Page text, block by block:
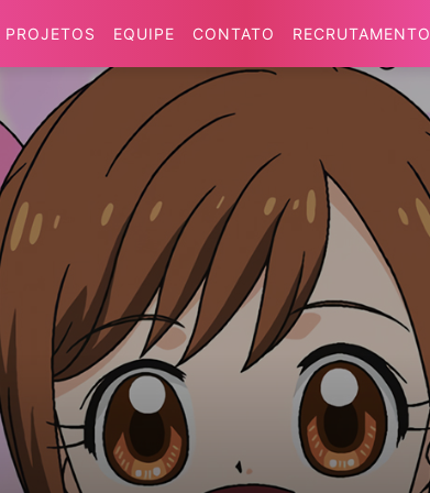
PROJETOS EQUIPE CONTATO RECRUTAMENTO